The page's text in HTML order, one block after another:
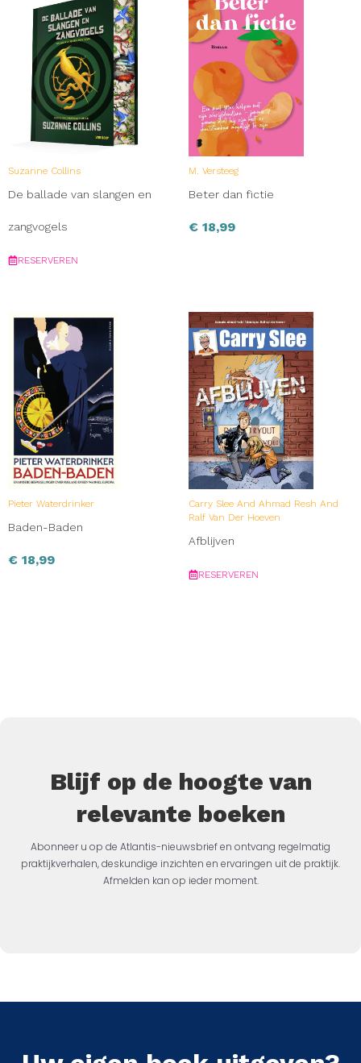
Suzanne Collins
De ballade van slangen en
zangvogels
RESERVEREN
M. Versteeg
Beter dan fictie
€ 18,99
Pieter Waterdrinker
Baden-Baden
€ 18,99
Carry Slee And Ahmad Resh And
Ralf Van Der Hoeven
Afblijven
RESERVEREN
Blijf op de hoogte van
relevante boeken
Abonneer u op de Atlantis-nieuwsbrief en ontvang regelmatig
praktijkverhalen, deskundige inzichten en ervaringen uit de praktijk.
Afmelden kan op ieder moment.